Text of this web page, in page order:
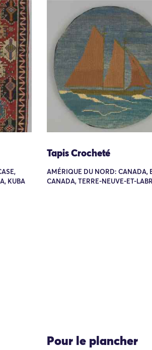
KUBA
Tapis Crocheté
AMÉRIQUE DU NORD: CANADA,
CANADA, TERRE-NEUVE-ET-
Pour le plancher